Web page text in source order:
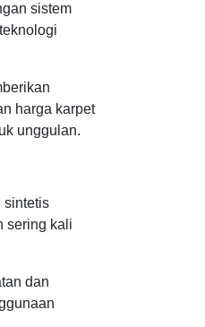
sistem
harga karpet
unggulan.
sintetis
sering kali
dan